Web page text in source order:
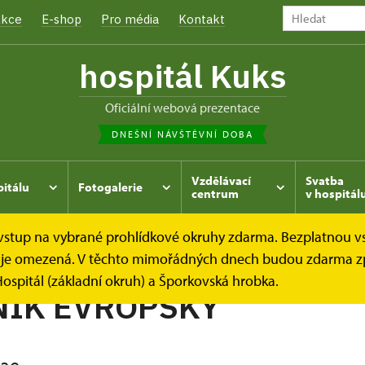
E-shop Pro média Kontakt
hospitál Kuks
oficiální webová prezentace
DNEŠNÍ NÁVŠTĚVNÍ DOBA
Fotogalerie
Vzdělávací
centrum
Svatba
v
na vybrané prohlídkové okruhy zdarma. Bezplatnou
omezená. V těchto mimořádných dnech budou zdarma
(základní okruh) a Šporkovská hrobka.
Kukský herbář - aneb co u nás roste... KOPYTNÍK
EVROPSKÝ